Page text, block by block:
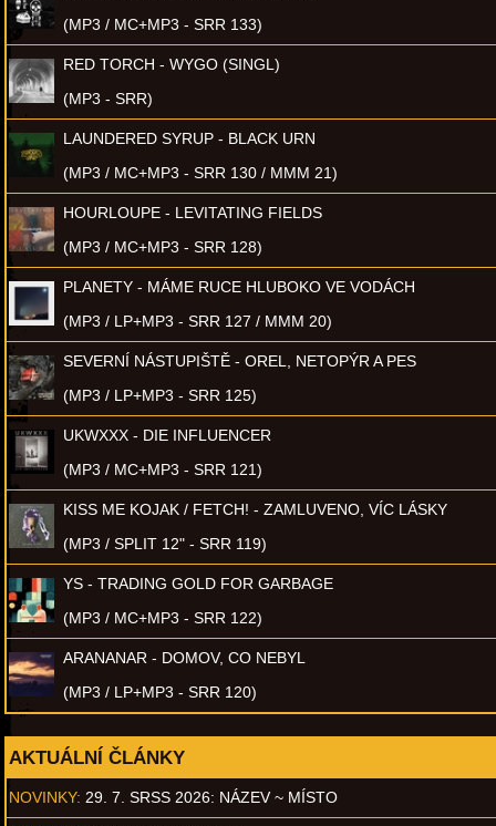
(MP3 / MC+MP3 - SRR 133)
RED TORCH - WYGO (SINGL)
(MP3 - SRR)
LAUNDERED SYRUP - BLACK URN
(MP3 / MC+MP3 - SRR 130 / MMM 21)
HOURLOUPE - LEVITATING FIELDS
(MP3 / MC+MP3 - SRR 128)
PLANETY - MÁME RUCE HLUBOKO VE VODÁCH
(MP3 / LP+MP3 - SRR 127 / MMM 20)
SEVERNÍ NÁSTUPIŠTĚ - OREL, NETOPÝR A PES
(MP3 / LP+MP3 - SRR 125)
UKWXXX - DIE INFLUENCER
(MP3 / MC+MP3 - SRR 121)
KISS ME KOJAK / FETCH! - ZAMLUVENO, VÍC LÁSKY
(MP3 / SPLIT 12" - SRR 119)
YS - TRADING GOLD FOR GARBAGE
(MP3 / MC+MP3 - SRR 122)
ARANANAR - DOMOV, CO NEBYL
(MP3 / LP+MP3 - SRR 120)
AKTUÁLNÍ ČLÁNKY
NOVINKY: 29. 7. SRSS 2026: NÁZEV ~ MÍSTO